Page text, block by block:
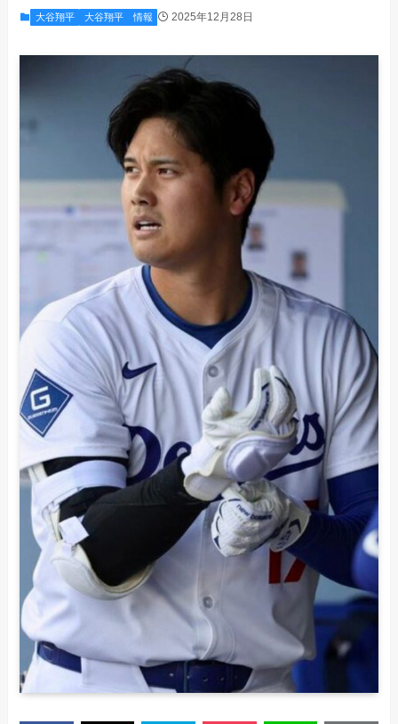
大谷翔平 大谷翔平 情報 2025年12月28日